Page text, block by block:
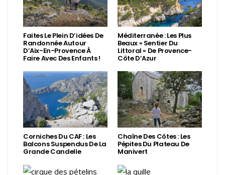
Faites Le Plein D’idées De
Randonnée Autour
D’Aix-En-Provence À
Faire Avec Des Enfants !
Méditerranée : Les Plus
Beaux « Sentier Du
Littoral » De Provence-
Côte D’Azur
Corniches Du CAF : Les
Balcons Suspendus De La
Grande Candelle
Chaîne Des Côtes : Les
Pépites Du Plateau De
Manivert